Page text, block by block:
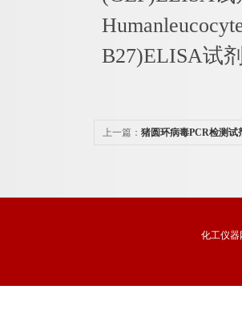
B27)ELISA试
上一篇： 猪圆环病毒PCR检测试
化工仪器